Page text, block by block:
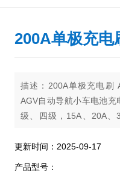
200A单极充电
描述：200A单极充电刷
AGV自动导航小车电池
级、四级，15A、20A、
电池、铅酸电
更新时间：2025-09-17
产品型号：